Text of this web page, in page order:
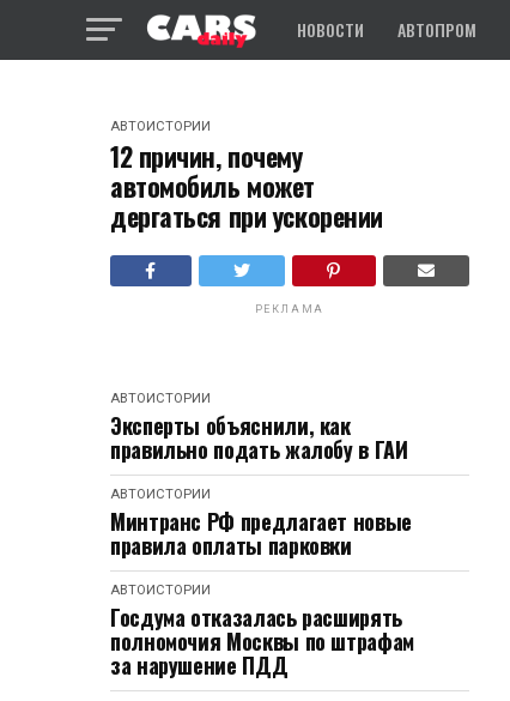
НОВОСТИ АВТОПРОМ
АВТОИСТОРИИ
12 причин, почему
автомобиль может
дергаться при ускорении
РЕКЛАМА
АВТОИСТОРИИ
Эксперты объяснили, как
правильно подать жалобу в ГАИ
АВТОИСТОРИИ
Минтранс РФ предлагает новые
правила оплаты парковки
АВТОИСТОРИИ
Госдума отказалась расширять
полномочия Москвы по штрафам
за нарушение ПДД